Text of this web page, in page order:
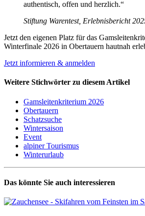
authentisch, offen und herzlich.“
Stiftung Warentest, Erlebnisbericht
Jetzt den eigenen Platz für das
Winterfinale 2026 in Obertauern hautnah
Jetzt informieren & anmelden
Weitere Stichwörter zu diesem Artikel
Gamsleitenkriterium 2026
Obertauern
Schatzsuche
Wintersaison
Event
alpiner Tourismus
Winterurlaub
Das könnte Sie auch interessieren